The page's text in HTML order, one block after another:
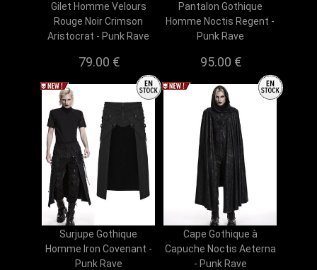
Gilet Homme Velours
Rouge Noir Crimson
Aristocrat - Punk Rave
79.00 €
Pantalon Gothique
Homme Noctis Regent -
Punk Rave
95.00 €
Surjupe Gothique
Homme Iron Covenant -
Punk Rave
Cape Gothique à
Capuche Noctis Aeterna
- Punk Rave